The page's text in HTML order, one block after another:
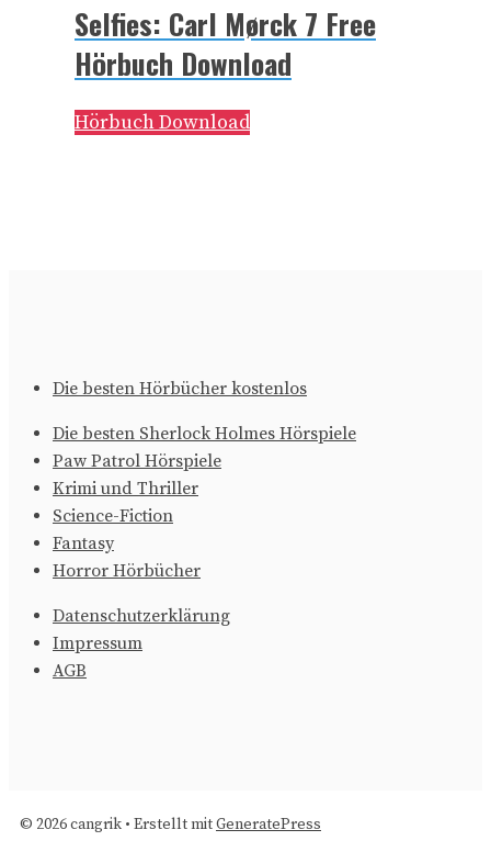
Selfies: Carl Mørck 7 Free
Hörbuch Download
Hörbuch Download
Die besten Hörbücher kostenlos
Die besten Sherlock Holmes Hörspiele
Paw Patrol Hörspiele
Krimi und Thriller
Science-Fiction
Fantasy
Horror Hörbücher
Datenschutzerklärung
Impressum
AGB
© 2026 cangrik • Erstellt mitGeneratePress